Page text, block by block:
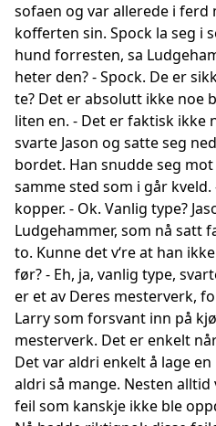
sofaen og var allerede i
kofferten sin. Spock la seg i
hund forresten, sa
heter den? - Spock. De er
te? Det er absolutt ikke noe
liten en. - Det er faktisk ikke
svarte Jason og satte seg
bordet. Han snudde seg
samme sted som i går
kopper. - Ok. Vanlig type?
Ludgehammer, som nå satt
to. Kunne det v‘re at han
før? - Eh, ja, vanlig type,
er et av Deres mesterverk,
Larry som forsvant inn på
mesterverk. Det er enkelt
Det var aldri enkelt å lage
aldri så mange. Nesten
feil som kanskje ikke ble